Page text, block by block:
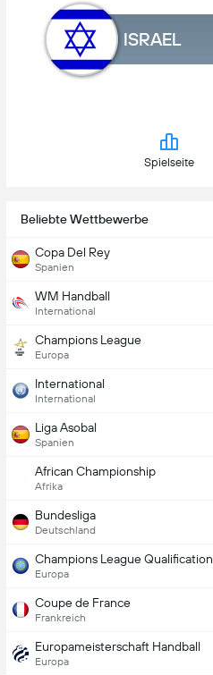
ISRAEL
Spielseite
Beliebte Wettbewerbe
Copa Del Rey
Spanien
WM Handball
International
Champions League
Europa
International
International
Liga Asobal
Spanien
African Championship
Afrika
Bundesliga
Deutschland
Champions League Qualification
Europa
Coupe de France
Frankreich
Europameisterschaft Handball
Europa